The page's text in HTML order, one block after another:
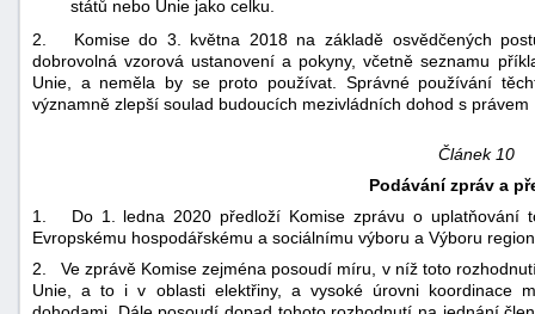
států nebo Unie jako celku.
2. Komise do 3. května 2018 na základě osvědčených
dobrovolná vzorová ustanovení a pokyny, včetně seznamu
Unie, a neměla by se proto používat. Správné používání
významně zlepší soulad budoucích mezivládních dohod s právem
Článek 10
Podávání zpráv a
1. Do 1. ledna 2020 předloží Komise zprávu o uplatňování
Evropskému hospodářskému a sociálnímu výboru a Výboru
2. Ve zprávě Komise zejména posoudí míru, v níž toto
Unie, a to i v oblasti elektřiny, a vysoké úrovni koordinace